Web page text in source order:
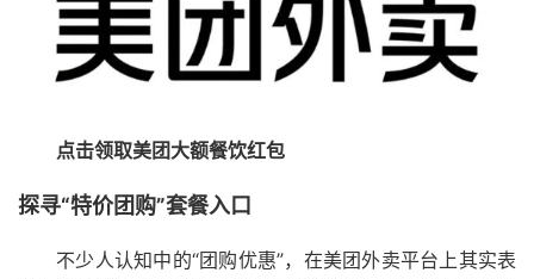
点击领取美团大额餐饮红包
探寻“特价团购”套餐入口
不少人认知中的“团购优惠”，在美团外卖平台上其实表